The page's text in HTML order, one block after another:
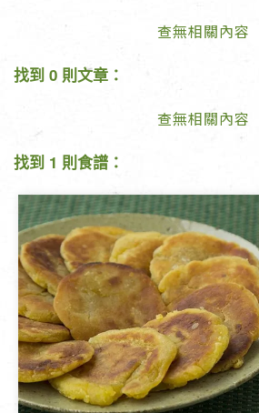
查無相關內容
找到 0 則文章：
查無相關內容
找到 1 則食譜：